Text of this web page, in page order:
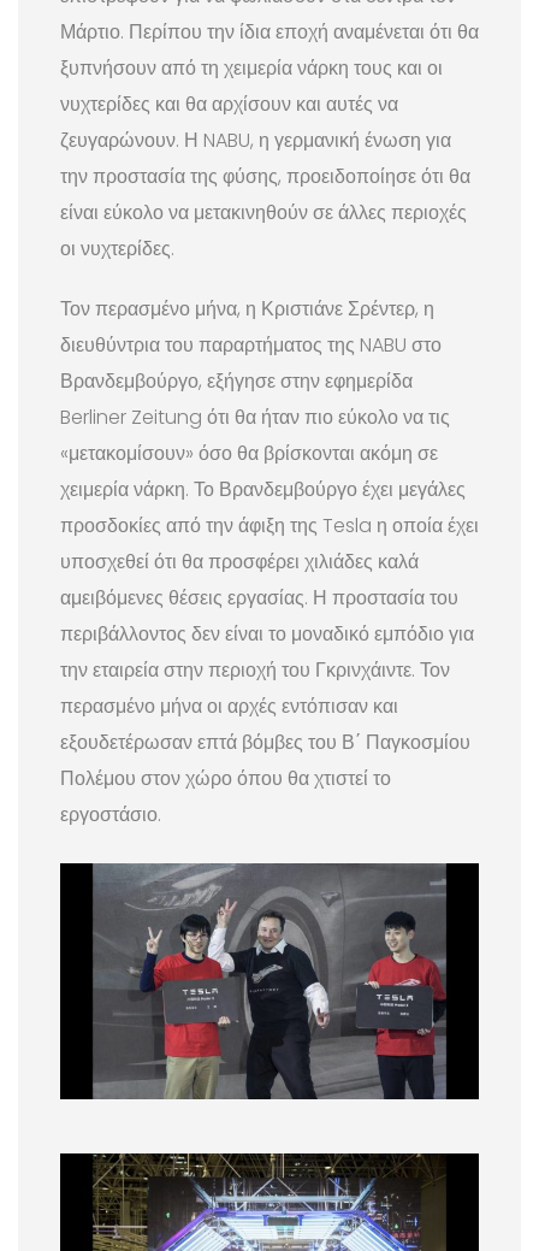
Μάρτιο. Περίπου την ίδια εποχή αναμένεται ότι θα
ξυπνήσουν από τη χειμερία νάρκη τους και οι
νυχτερίδες και θα αρχίσουν και αυτές να
ζευγαρώνουν. Η NABU, η γερμανική ένωση για
την προστασία της φύσης, προειδοποίησε ότι θα
είναι εύκολο να μετακινηθούν σε άλλες περιοχές
οι νυχτερίδες.
Τον περασμένο μήνα, η Κριστιάνε Σρέντερ, η
διευθύντρια του παραρτήματος της NABU στο
Βρανδεμβούργο, εξήγησε στην εφημερίδα
Berliner Zeitung ότι θα ήταν πιο εύκολο να τις
«μετακομίσουν» όσο θα βρίσκονται ακόμη σε
χειμερία νάρκη. Το Βρανδεμβούργο έχει μεγάλες
προσδοκίες από την άφιξη της Tesla η οποία έχει
υποσχεθεί ότι θα προσφέρει χιλιάδες καλά
αμειβόμενες θέσεις εργασίας. Η προστασία του
περιβάλλοντος δεν είναι το μοναδικό εμπόδιο για
την εταιρεία στην περιοχή του Γκρινχάιντε. Τον
περασμένο μήνα οι αρχές εντόπισαν και
εξουδετέρωσαν επτά βόμβες του Β΄ Παγκοσμίου
Πολέμου στον χώρο όπου θα χτιστεί το
εργοστάσιο.